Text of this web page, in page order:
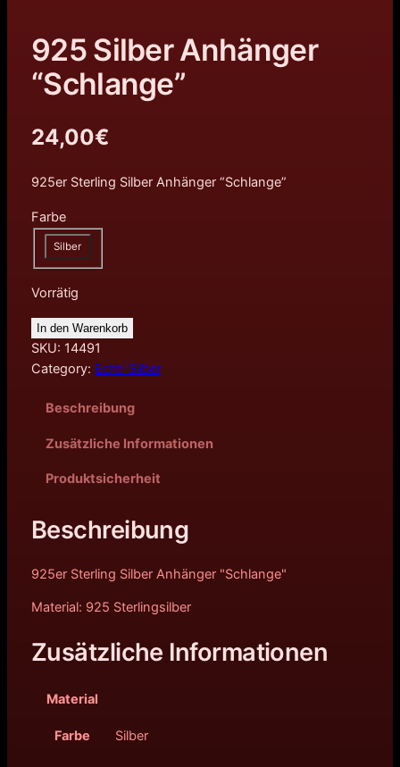
925 Silber Anhänger
“Schlange”
24,00€
925er Sterling Silber Anhänger “Schlange”
Farbe
Silber
Vorrätig
In den Warenkorb
SKU: 14491
Category: Echt-Silber
Beschreibung
Zusätzliche Informationen
Produktsicherheit
Beschreibung
925er Sterling Silber Anhänger "Schlange"
Material: 925 Sterlingsilber
Zusätzliche Informationen
Material
Farbe Silber